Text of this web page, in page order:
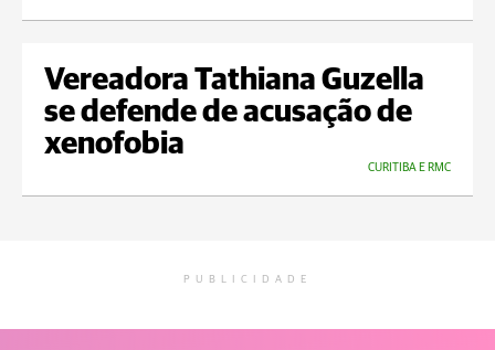
Vereadora Tathiana Guzella
se defende de acusação de
xenofobia
CURITIBA E RMC
PUBLICIDADE